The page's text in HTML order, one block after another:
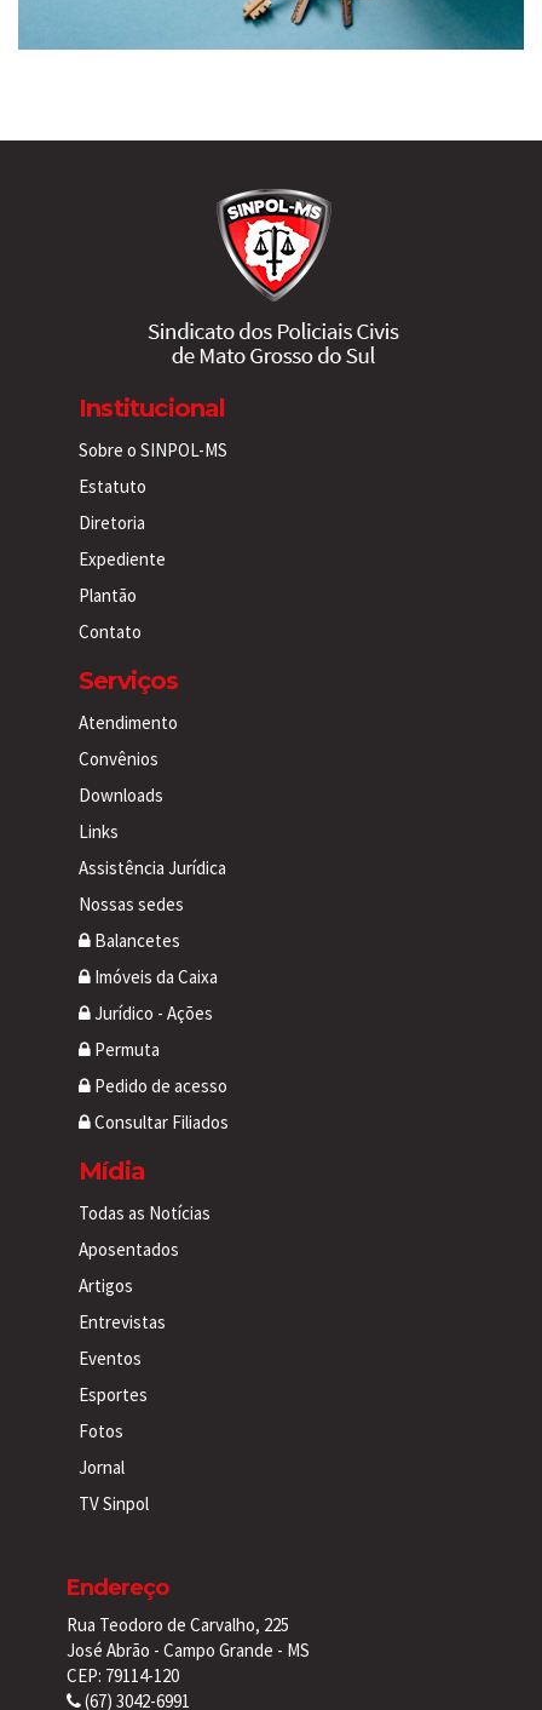
Institucional
Sobre o SINPOL-MS
Estatuto
Diretoria
Expediente
Plantão
Contato
Serviços
Atendimento
Convênios
Downloads
Links
Assistência Jurídica
Nossas sedes
Balancetes
Imóveis da Caixa
Jurídico - Ações
Permuta
Pedido de acesso
Consultar Filiados
Mídia
Todas as Notícias
Aposentados
Artigos
Entrevistas
Eventos
Esportes
Fotos
Jornal
TV Sinpol
Endereço
Rua Teodoro de Carvalho, 225
José Abrão - Campo Grande - MS
CEP: 79114-120
(67) 3042-6991